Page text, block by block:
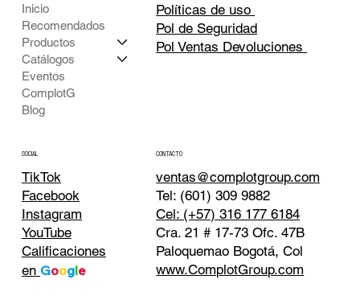
Inicio
Recomendados
Productos
Catálogos
Eventos
ComplotG
Blog
Políticas de uso
Pol de Seguridad
Pol Ventas Devoluciones
SOCIAL
TikTok
Facebook
Instagram
YouTube
Calificaciones
en Google
CONTACTO
ventas@complotgroup.com
Tel: (601) 309 9882
Cel: (+57) 316 177 6184
Cra. 21 # 17-73 Ofc. 47B
Paloquemao Bogotá, Col
www.ComplotGroup.com